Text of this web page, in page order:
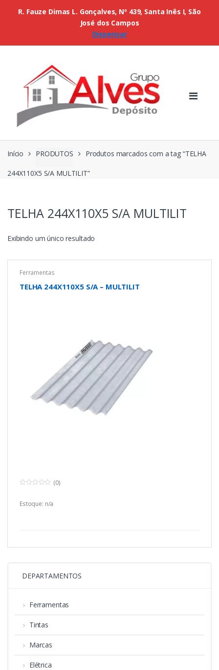
Início PRODUTOS Produtos marcados com a tag “TELHA
244X110X5 S/A MULTILIT”
TELHA 244X110X5 S/A MULTILIT
Exibindo um único resultado
Ferramentas
TELHA 244X110X5 S/A – MULTILIT
u
(0)
Estoque: n/a
DEPARTAMENTOS
Ferramentas
Tintas
Marcas
Elétrica
R. Fauze Dimas L. Gonçalves, Nº 439, Santa Inês I, São
José dos Campos
Dispensar